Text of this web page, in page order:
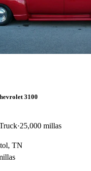
3100
25,000 millas
TN